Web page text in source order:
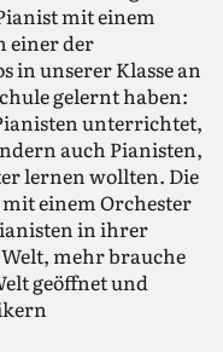
mit einem
einer der
in unserer Klasse an
gelernt haben:
unterrichtet,
auch Pianisten,
lernen wollten. Die
einem Orchester
in ihrer
Welt, mehr brauche
geöffnet und